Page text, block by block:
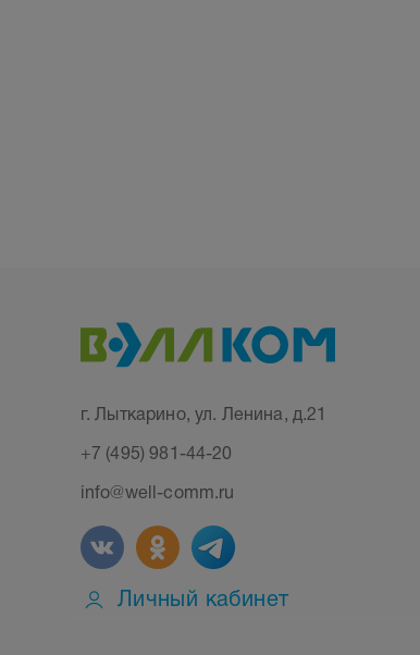
г. Лыткарино, ул. Ленина, д.21
+7 (495) 981-44-20
info@well-comm.ru
Личный кабинет